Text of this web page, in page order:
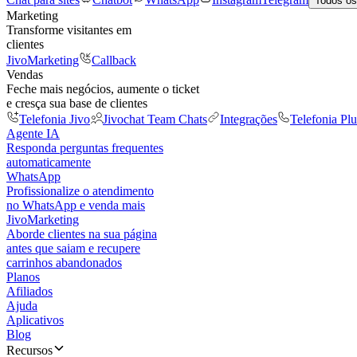
Marketing
Transforme visitantes em
clientes
JivoMarketing
Callback
Vendas
Feche mais negócios, aumente o ticket
e cresça sua base de clientes
Telefonia Jivo
Jivochat Team Chats Integrações Telefonia
Agente IA
Responda perguntas frequentes
automaticamente
WhatsApp
Profissionalize o atendimento
no WhatsApp e venda mais
JivoMarketing
Aborde clientes na sua página
antes que saiam e recupere
carrinhos abandonados
Planos
Afiliados
Ajuda
Aplicativos
Blog
Recursos